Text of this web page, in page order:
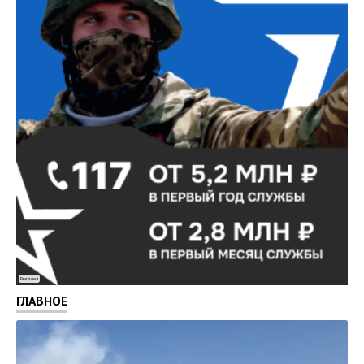
Реклама
ГЛАВНОЕ